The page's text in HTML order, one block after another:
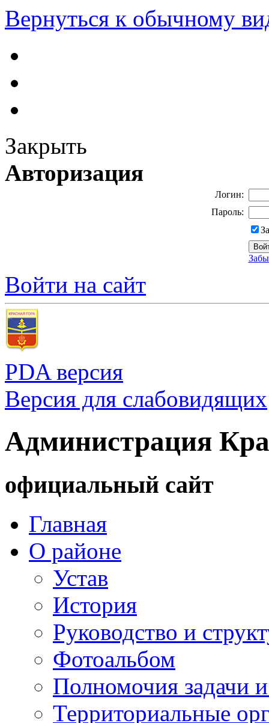
Вернуться к обычному
Закрыть
Авторизация
Логин:
Пароль:
Войти на сайт
PDA версия
Версия для слабовидящих
Администрация
официальный сайт
Главная
О районе
Устав
История
Руководство и
Фотоальбом
Полномочия задачи
Территориальные